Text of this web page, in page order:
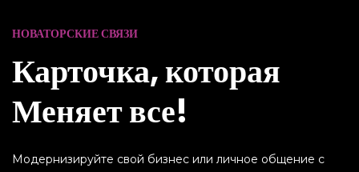
НОВАТОРСКИЕ СВЯЗИ
Карточка, которая
Меняет все!
Модернизируйте свой бизнес или личное общение с